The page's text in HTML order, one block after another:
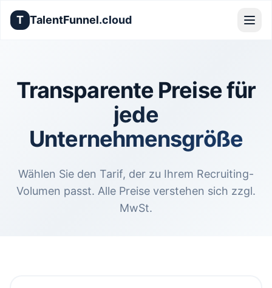
T TalentFunnel.cloud
Transparente Preise für
jede
Unternehmensgröße
Wählen Sie den Tarif, der zu Ihrem Recruiting-
Volumen passt. Alle Preise verstehen sich zzgl.
MwSt.